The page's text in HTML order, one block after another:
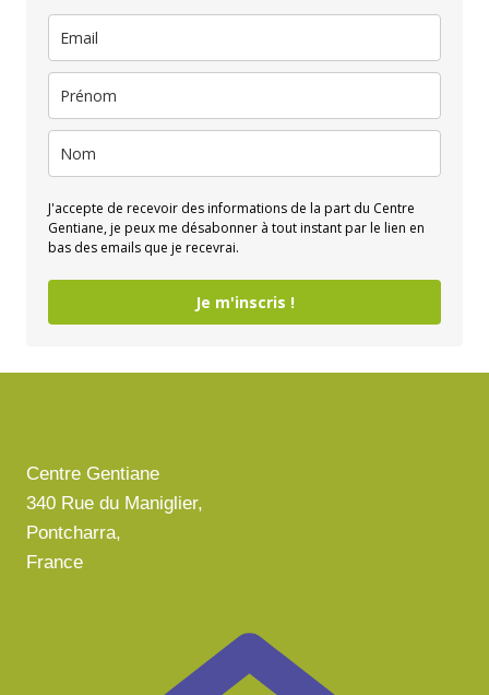
J'accepte de recevoir des informations de la part du Centre
Gentiane, je peux me désabonner à tout instant par le lien en
bas des emails que je recevrai.
Je m'inscris !
Centre Gentiane
340 Rue du Maniglier,
Pontcharra,
France